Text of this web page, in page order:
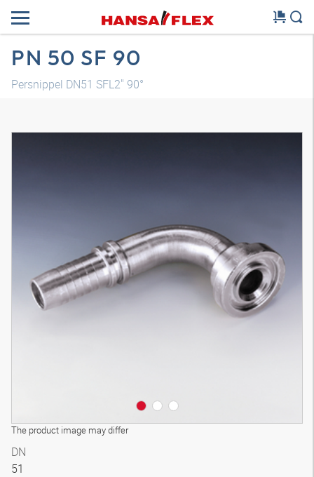
PN 50 SF 90
Persnippel DN51 SFL2" 90°
The product image may differ
3D-model
DN
51